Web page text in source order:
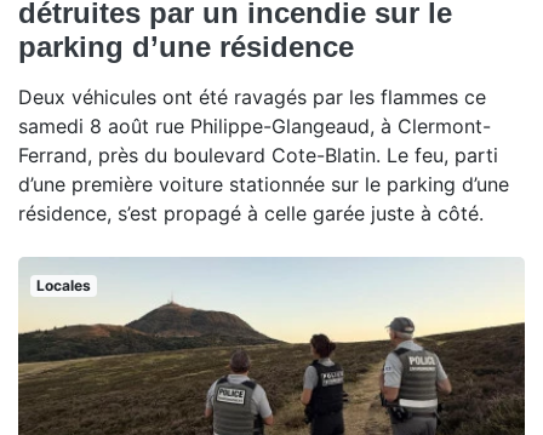
détruites par un incendie sur le
parking d’une résidence
Deux véhicules ont été ravagés par les flammes ce
samedi 8 août rue Philippe-Glangeaud, à Clermont-
Ferrand, près du boulevard Cote-Blatin. Le feu, parti
d’une première voiture stationnée sur le parking d’une
résidence, s’est propagé à celle garée juste à côté.
Locales